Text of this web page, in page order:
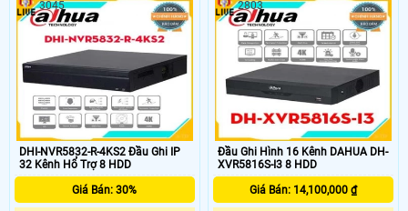
Dahua 128 kênh này hỗ trợ băng
thông đầu vào max 384Mpb
nhiệt tốt, giúp hệ thống hoạt động
ổn định, lâu dài, cho chất lượng hình
ảnh, phù hợp với các dự án văn
phòng, nhà xưởng, công ty,
DHI-NVR5832-R-4KS2 Đầu Ghi IP
32 Kênh Hổ Trợ 8 HDD
Giá Bán: 30%
3045
Đầu Ghi Hình 16 Kênh DAHUA DH-
XVR5816S-I3 8 HDD
Giá Bán: 14,100,000 ₫
2803